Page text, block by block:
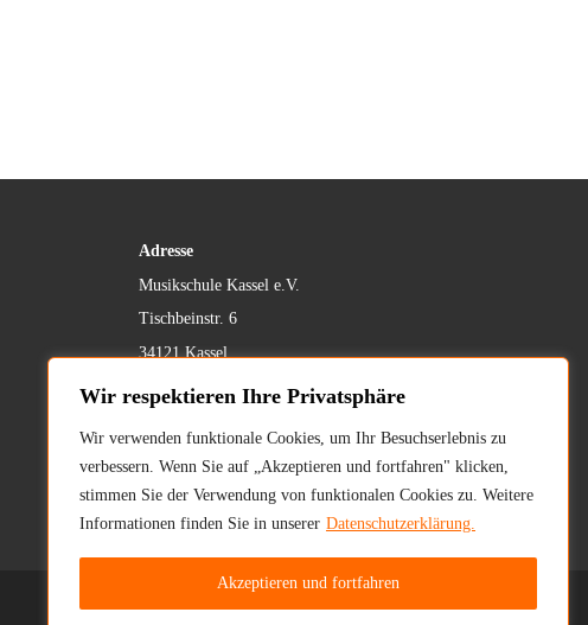
Wir respektieren Ihre Privatsphäre
Wir verwenden funktionale Cookies, um Ihr Besuchserlebnis zu
verbessern. Wenn Sie auf „Akzeptieren und fortfahren" klicken,
stimmen Sie der Verwendung von funktionalen Cookies zu. Weitere
Informationen finden Sie in unserer Datenschutzerklärung.
Akzeptieren und fortfahren
Adresse
Musikschule Kassel e.V.
Tischbeinstr. 6
34121 Kassel
E-Mail:info@musikschule-kassel.com
© 2026Musikschule Kassel e.V.– All rights reserved